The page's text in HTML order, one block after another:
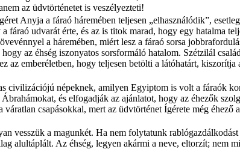
az üdvtörténetet is veszélyezteti!
Anyja a fáraó háremében teljesen „elhasználódik”,
fáraó udvarát érte, és az is titok marad, hogy egy hatalma
a háremében, miért lesz a fáraó sorsa
az éhség iszonyatos sorsformáló hatalom. Szétzilál
az emberéletben, hogy teljesen betölti a látóhatárt,
civilizációjú népeknek, amilyen Egyiptom is volt a fáraók
és elfogadják az ajánlatot, hogy az éhezők
csapásokkal, mert az üdvtörténet Ígérete még éhező
vesszük a magunkét. Ha nem folytatunk
alultáplált. Az éhség, legyen akármi a neve, eltorzít; nem